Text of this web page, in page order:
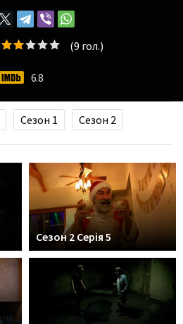
(9 гол.)
6.8
Сезон 1 Сезон 2
Сезон 2 Серія 5